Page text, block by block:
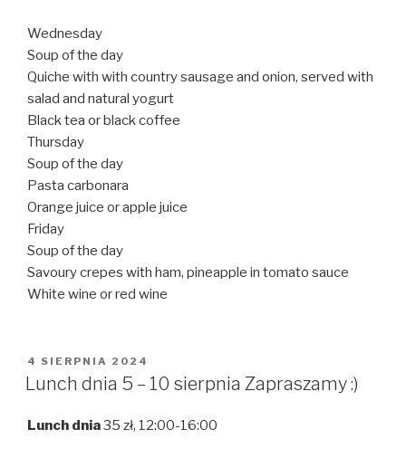
Wednesday
Soup of the day
Quiche with with country sausage and onion, served with
salad and natural yogurt
Black tea or black coffee
Thursday
Soup of the day
Pasta carbonara
Orange juice or apple juice
Friday
Soup of the day
Savoury crepes with ham, pineapple in tomato sauce
White wine or red wine
OPUBLIKOWANE
W
4 SIERPNIA 2024
Lunch dnia 5 – 10 sierpnia Zapraszamy :)
Lunch dnia35 zł, 12:00-16:00